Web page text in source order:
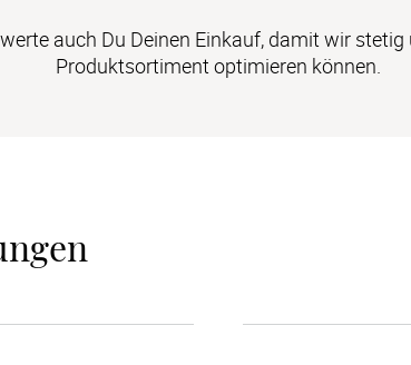
auch Du Deinen Einkauf, damit wir stetig
Produktsortiment optimieren können.